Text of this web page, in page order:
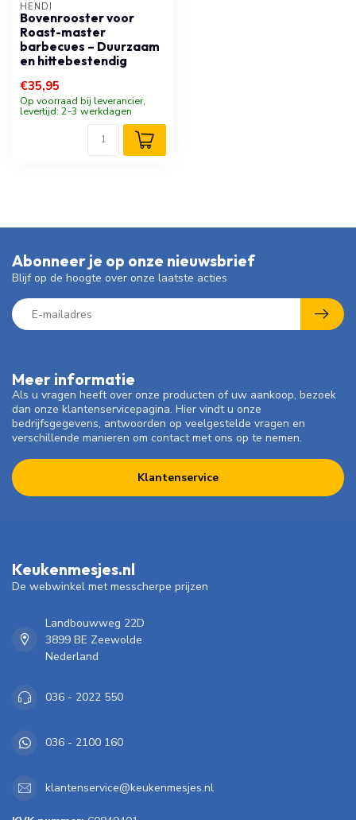
HENDI
Bovenrooster voor
Roast-master
barbecues – Duurzaam
en hittebestendig
€35,95
Op voorraad bij leverancier,
levertijd: 2-3 werkdagen
Meer informatie
Als u vragen heeft over onze producten of uw aankoop, bezoek
dan onze klantenservicepagina. Hier vindt u onze
bedrijfsgegevens, antwoorden op veelgestelde vragen en
verschillende manieren om contact met ons op te nemen.
Klantenservice
Abonneer je op onze nieuwsbrief
Blijf op de hoogte over onze laatste acties
Keukenmesjes.nl
De webwinkel met messcherpe prijzen
Landbouwweg 22D
3899 BE Zeewolde
Nederland
036 - 2022 550
036 - 2100 160
klantenservice@keukenmesjes.nl